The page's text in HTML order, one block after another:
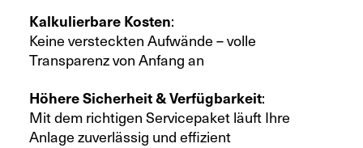
Kalkulierbare Kosten:
Keine versteckten Aufwände – volle
Transparenz von Anfang an
Höhere Sicherheit & Verfügbarkeit:
Mit dem richtigen Servicepaket läuft Ihre
Anlage zuverlässig und effizient